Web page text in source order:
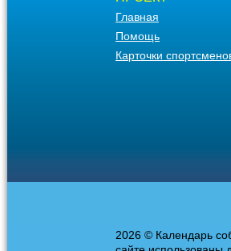
Главная
Помощь
Карточки
2026 © Календарь